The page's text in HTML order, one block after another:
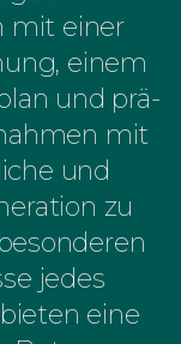
mit einer
einem
und prä-
mit
und
zu
jedes
eine